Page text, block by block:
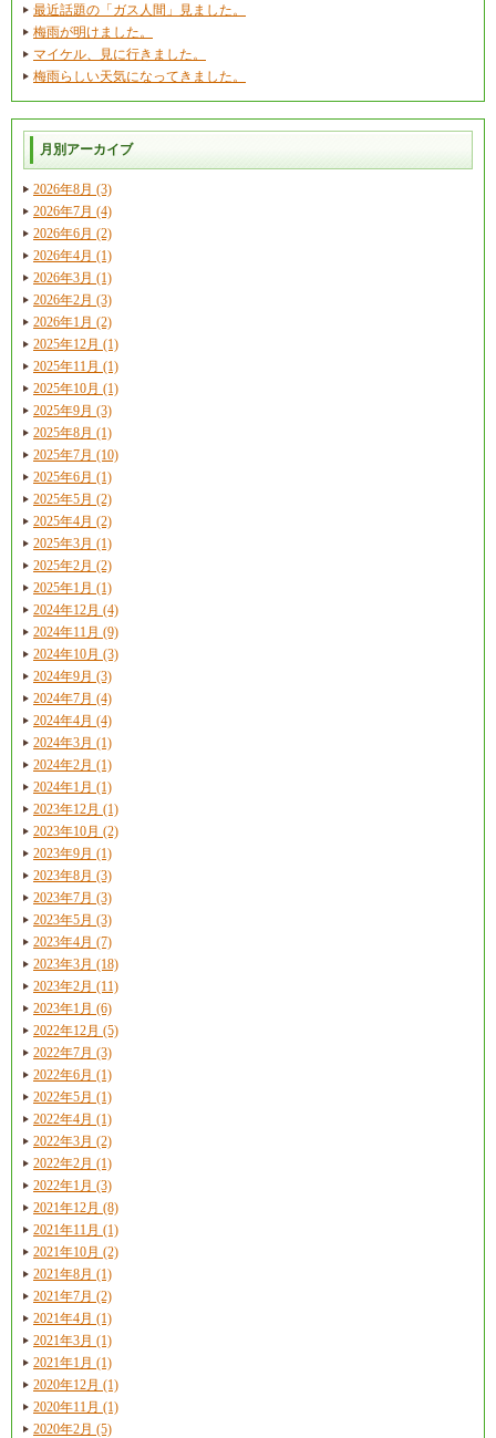
最近話題の「ガス人間」見ました。
梅雨が明けました。
マイケル、見に行きました。
梅雨らしい天気になってきました。
月別アーカイブ
2026年8月 (3)
2026年7月 (4)
2026年6月 (2)
2026年4月 (1)
2026年3月 (1)
2026年2月 (3)
2026年1月 (2)
2025年12月 (1)
2025年11月 (1)
2025年10月 (1)
2025年9月 (3)
2025年8月 (1)
2025年7月 (10)
2025年6月 (1)
2025年5月 (2)
2025年4月 (2)
2025年3月 (1)
2025年2月 (2)
2025年1月 (1)
2024年12月 (4)
2024年11月 (9)
2024年10月 (3)
2024年9月 (3)
2024年7月 (4)
2024年4月 (4)
2024年3月 (1)
2024年2月 (1)
2024年1月 (1)
2023年12月 (1)
2023年10月 (2)
2023年9月 (1)
2023年8月 (3)
2023年7月 (3)
2023年5月 (3)
2023年4月 (7)
2023年3月 (18)
2023年2月 (11)
2023年1月 (6)
2022年12月 (5)
2022年7月 (3)
2022年6月 (1)
2022年5月 (1)
2022年4月 (1)
2022年3月 (2)
2022年2月 (1)
2022年1月 (3)
2021年12月 (8)
2021年11月 (1)
2021年10月 (2)
2021年8月 (1)
2021年7月 (2)
2021年4月 (1)
2021年3月 (1)
2021年1月 (1)
2020年12月 (1)
2020年11月 (1)
2020年2月 (5)